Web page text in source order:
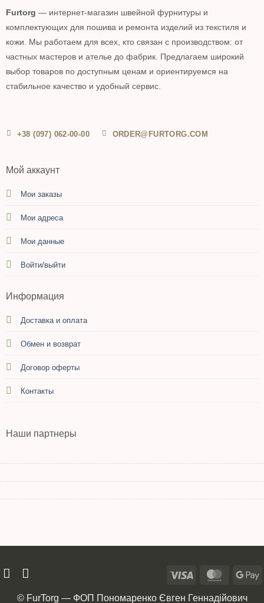
Furtorg — интернет-магазин швейной фурнитуры и
комплектующих для пошива и ремонта изделий из текстиля и
кожи. Мы работаем для всех, кто связан с производством: от
частных мастеров и ателье до фабрик. Предлагаем широкий
выбор товаров по доступным ценам и ориентируемся на
стабильное качество и удобный сервис.
+38 (097) 062-00-00 ORDER@FURTORG.COM
Мой аккаунт
Мои заказы
Мои адреса
Мои данные
Войти/выйти
Информация
Доставка и оплата
Обмен и возврат
Договор оферты
Контакты
Наши партнеры
© FurTorg — ФОП Пономаренко Євген Геннадійович